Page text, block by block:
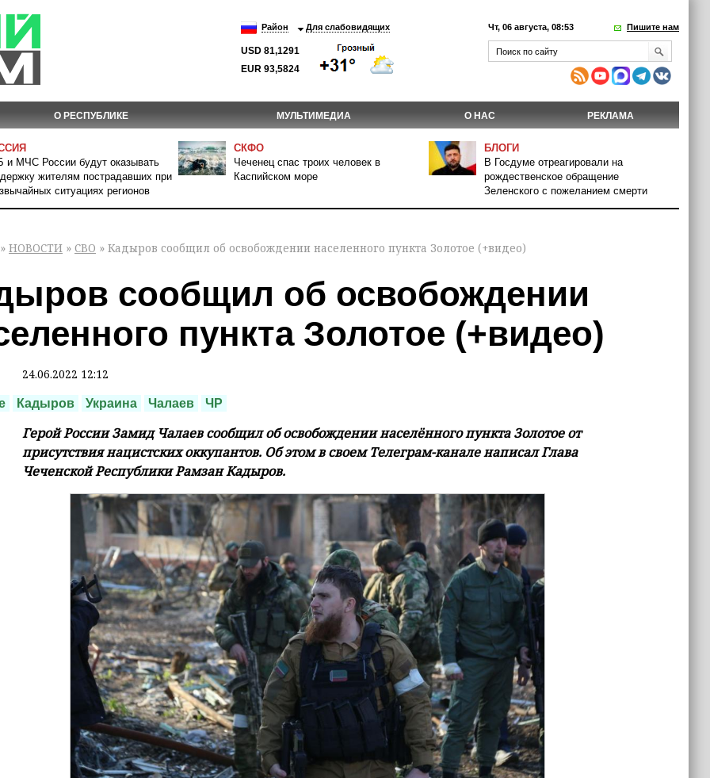
Район Для слабовидящих
USD 81,1291
EUR 93,5824
Чт, 06 августа, 08:53 Пишите нам
О РЕСПУБЛИКЕ МУЛЬТИМЕДИА О НАС РЕКЛАМА
и МЧС России будут оказывать
жителям пострадавших при
ситуациях регионов
СКФО
Чеченец спас троих человек в
Каспийском море
БЛОГИ
В Госдуме отреагировали на
рождественское обращение
Зеленского с пожеланием смерти
» НОВОСТИ » СВО » Кадыров сообщил об освобождении населенного пункта Золотое (+видео)
сообщил об освобождении
пункта Золотое (+видео)
24.06.2022 12:12
Кадыров Украина Чалаев ЧР
Герой России Замид Чалаев сообщил об освобождении населённого пункта Золотое от
присутствия нацистских оккупантов. Об этом в своем Телеграм-канале написал Глава
Чеченской Республики Рамзан Кадыров.